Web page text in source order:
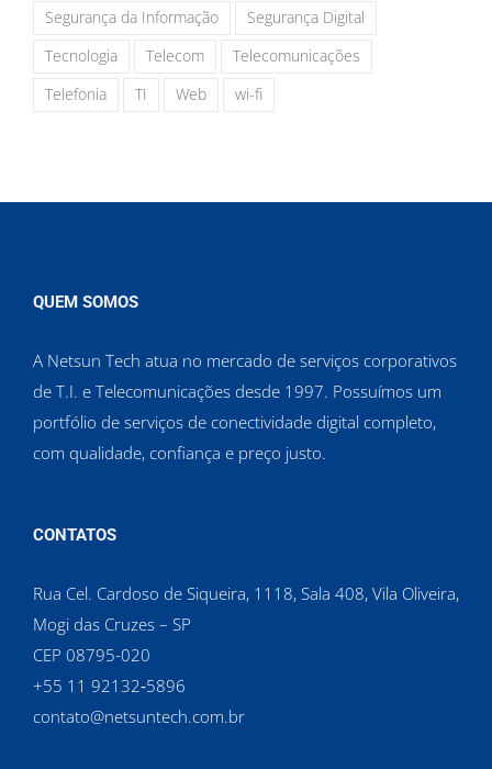
Segurança da Informação
Segurança Digital
Tecnologia
Telecom
Telecomunicações
Telefonia
TI Web wi-fi
QUEM SOMOS
A Netsun Tech atua no mercado de serviços corporativos
de T.I. e Telecomunicações desde 1997. Possuímos um
portfólio de serviços de conectividade digital completo,
com qualidade, confiança e preço justo.
CONTATOS
Rua Cel. Cardoso de Siqueira, 1118, Sala 408, Vila Oliveira,
Mogi das Cruzes – SP
CEP 08795-020
‪+55 11 92132‑5896‬
contato@netsuntech.com.br